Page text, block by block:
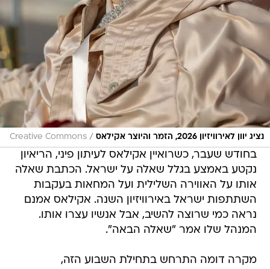
נציג יוון לאירוויזיון 2026, הזמר והיוצר אקילאס /
Creative Commons
בחודש שעבר, כשרואיין אקילאס לעיתון פיני, הריאיון
נקטע באמצע בגלל שאלה על ישראל. הכתבת שאלה
אותו על האווירה השלילית ועל המחאות בעקבות
השתתפות ישראל באירוויזיון השנה. אקילאס אמנם
נראה כמי שרוצה להשיב, אבל אנשיו עצרו אותו.
המנהל שלו אמר "שאלה הבאה".
מקרה דומה התרחש בתחילת השבוע הזה,